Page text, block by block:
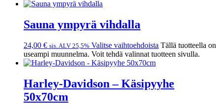
Sauna ympyrä vihdalla
24,00 € sis. ALV 25,5% Valitse vaihtoehdoista Tällä tuotteella on
useampi muunnelma. Voit tehdä valinnat tuotteen sivulla.
Harley-Davidson – Käsipyyhe
50x70cm